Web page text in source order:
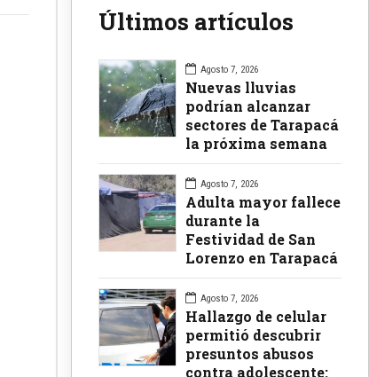
Últimos artículos
Agosto 7, 2026
Nuevas lluvias
podrían alcanzar
sectores de Tarapacá
la próxima semana
Agosto 7, 2026
Adulta mayor fallece
durante la
Festividad de San
Lorenzo en Tarapacá
Agosto 7, 2026
Hallazgo de celular
permitió descubrir
presuntos abusos
contra adolescente: